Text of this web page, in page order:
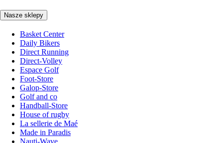
Nasze sklepy
Basket Center
Daily Bikers
Direct Running
Direct-Volley
Espace Golf
Foot-Store
Galop-Store
Golf and co
Handball-Store
House of rugby
La sellerie de Maé
Made in Paradis
Nauti-Wave